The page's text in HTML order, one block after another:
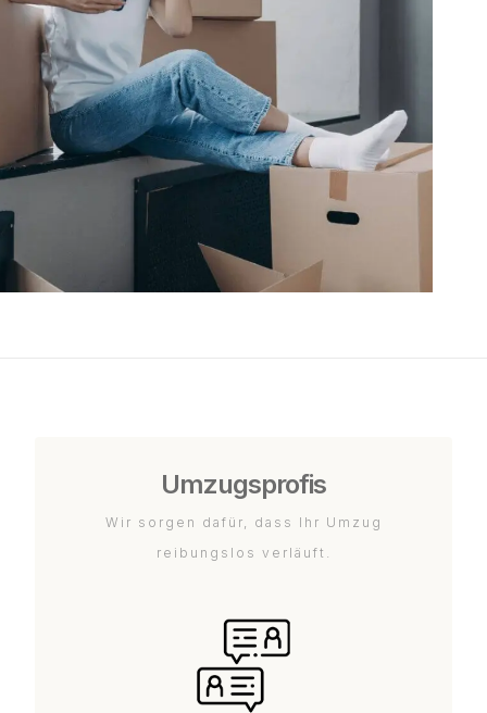
Umzugsprofis
Wir sorgen dafür, dass Ihr Umzug
reibungslos verläuft.